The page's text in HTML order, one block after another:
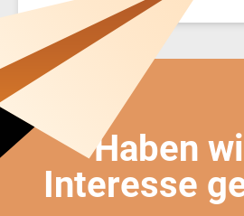
Haben
Interesse